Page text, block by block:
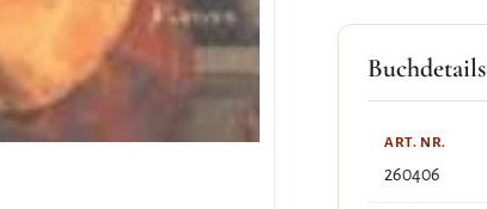
Buchdetails
ART. NR.
260406